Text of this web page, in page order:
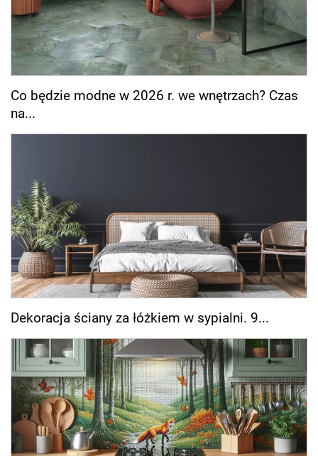
Co będzie modne w 2026 r. we wnętrzach? Czas
na...
Dekoracja ściany za łóżkiem w sypialni. 9...